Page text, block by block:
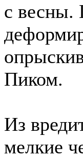
с весны.
Пиком.
Из
мелкие